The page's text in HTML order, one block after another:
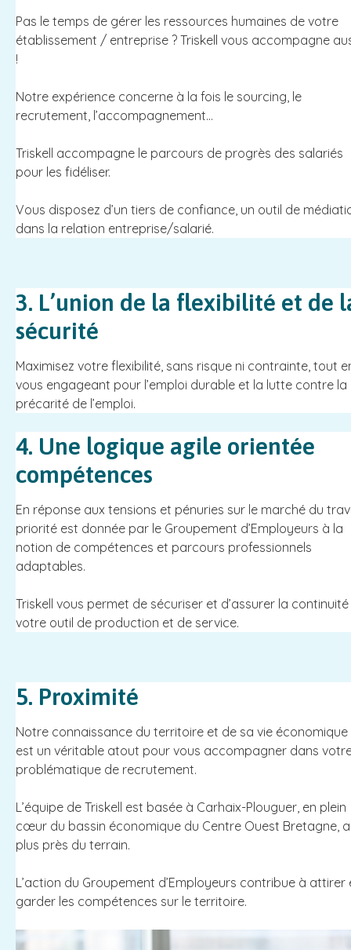
Pas le temps de gérer les ressources humaines de votre
établissement / entreprise ? Triskell vous accompagne
!
Notre expérience concerne à la fois le sourcing, le
recrutement, l’accompagnement…
Triskell accompagne le parcours de progrès des salariés
pour les fidéliser.
Vous disposez d’un tiers de confiance, un outil de
dans la relation entreprise/salarié.
3. L’union de la flexibilité et de
sécurité
Maximisez votre flexibilité, sans risque ni contrainte, tout
vous engageant pour l’emploi durable et la lutte contre la
précarité de l’emploi.
4. Une logique agile orientée
compétences
En réponse aux tensions et pénuries sur le marché du
priorité est donnée par le Groupement d’Employeurs à la
notion de compétences et parcours professionnels
adaptables.
Triskell vous permet de sécuriser et d’assurer la
votre outil de production et de service.
5. Proximité
Notre connaissance du territoire et de sa vie économique
est un véritable atout pour vous accompagner dans
problématique de recrutement.
L’équipe de Triskell est basée à Carhaix-Plouguer, en plein
cœur du bassin économique du Centre Ouest Bretagne,
plus près du terrain.
L’action du Groupement d’Employeurs contribue à attirer
garder les compétences sur le territoire.